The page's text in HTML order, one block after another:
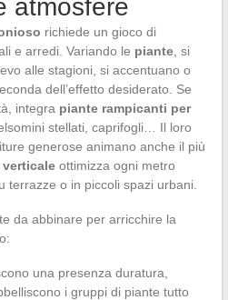
atmosfere
richiede un gioco di
e arredi. Variando le piante, si
alle stagioni, si accentuano o
dell’effetto desiderato. Se
integra piante rampicanti per
stellati, caprifogli… Il loro
generose animano anche il più
ottimizza ogni metro
terrazze o in piccoli spazi urbani.
da abbinare per arricchire la
una presenza duratura,
i gruppi di piante tutto